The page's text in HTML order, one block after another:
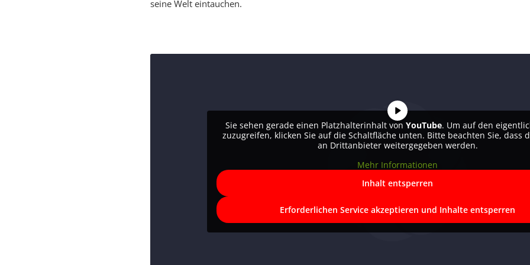
seine Welt eintauchen.
Sie sehen gerade einen Platzhalterinhalt von YouTube. Um auf den
zuzugreifen, klicken Sie auf die Schaltfläche unten. Bitte beachten Sie, dass
an Drittanbieter weitergegeben werden.
Mehr Informationen
Inhalt entsperren
Erforderlichen Service akzeptieren und Inhalte entsperren